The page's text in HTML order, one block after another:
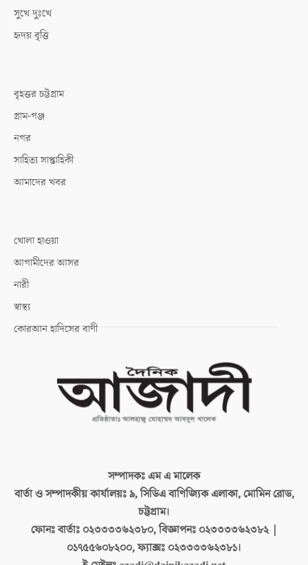
সুখে দুঃখে
হৃদয় বৃত্তি
বৃহত্তর চট্টগ্রাম
গ্রাম-গঞ্জ
নগর
সাহিত্য সাপ্তাহিকী
আমাদের খবর
খোলা হাওয়া
আগামীদের আসর
নারী
স্বাস্থ্য
কোরআন হাদিসের বাণী
সম্পাদকঃএম এ মালেক
বার্তা ও সম্পাদকীয় কার্যালয়ঃ৯, সিডিএ বাণিজ্যিক এলাকা, মোমিন রোড,
চট্টগ্রাম।
ফোনঃ বার্তাঃ ০২৩৩৩৩৬২৩৮০, বিজ্ঞাপনঃ ০২৩৩৩৩৬২৩৮২ |
০১৭৫৫৬০৮২০০, ফ্যাক্সঃ ০২৩৩৩৩৬২৩৮১।